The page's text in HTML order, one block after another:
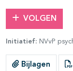
VOLGEN
Initiatief: NVvP
Bijlagen
open- en
open- en